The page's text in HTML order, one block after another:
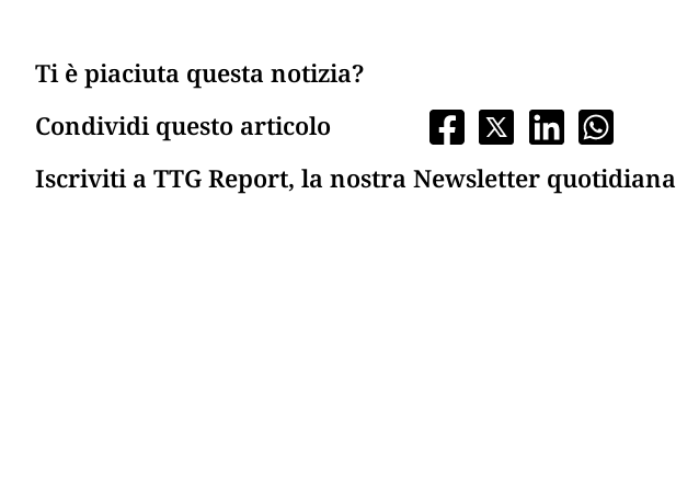
Ti è piaciuta questa notizia?
Condividi questo articolo
Iscriviti a TTG Report, la nostra Newsletter quotidiana